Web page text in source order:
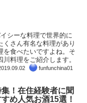
シーな料理で世界的に
さん有名な料理があり
を食べたいですよね。そ
料理をご紹介します。
funfunchina01
！在住経験者に聞
め人気お酒15選！